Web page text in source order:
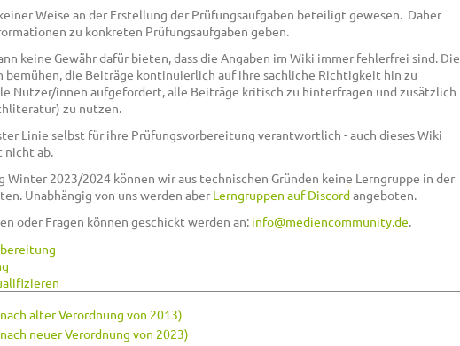
Weise an der Erstellung der Prüfungsaufgaben beteiligt gewesen. Daher
zu konkreten Prüfungsaufgaben geben.
keine Gewähr dafür bieten, dass die Angaben im Wiki immer fehlerfrei sind. Die
bemühen, die Beiträge kontinuierlich auf ihre sachliche Richtigkeit hin zu
Nutzer/innen aufgefordert, alle Beiträge kritisch zu hinterfragen und zusätzlich
zu nutzen.
Linie selbst für ihre Prüfungsvorbereitung verantwortlich - auch dieses Wiki
nicht ab.
Winter 2023/2024 können wir aus technischen Gründen keine Lerngruppe in der
Unabhängig von uns werden aber Lerngruppen auf Discordangeboten.
oder Fragen können geschickt werden an: info@mediencommunity.de.
alter Verordnung von 2013)
neuer Verordnung von 2023)